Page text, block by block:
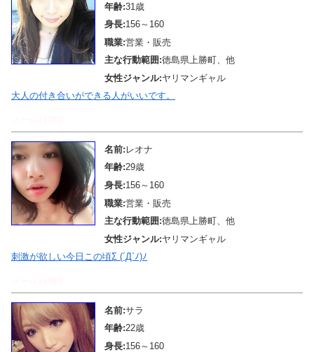
年齢:31歳
身長:156～160
職業:営業・販売
主な行動範囲:徳島県上勝町、他
女性ジャンル:ヤリマンギャル
大人の付き合いができる人がいいです。
名前: レオナ
年齢:29歳
身長:156～160
職業:営業・販売
主な行動範囲:徳島県上勝町、他
女性ジャンル:ヤリマンギャル
刺激が欲しい今日この頃Σ (´Д`ﾉ)ﾉ
名前:サラ
年齢:22歳
身長:156～160